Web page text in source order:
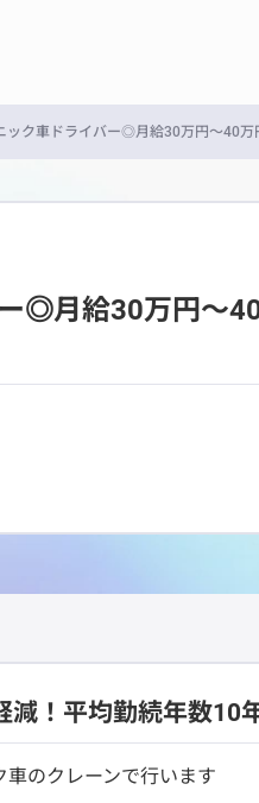
ック車ドライバー◎月給30万円～40万
◎月給30万円～
！平均勤続年数10
車のクレーンで行います